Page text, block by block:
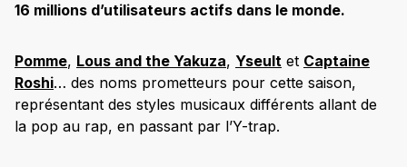
16 millions d’utilisateurs actifs dans le monde.
Pomme, Lous and the Yakuza, Yseult et Captaine
Roshi… des noms prometteurs pour cette saison,
représentant des styles musicaux différents allant de
la pop au rap, en passant par l’Y-trap.